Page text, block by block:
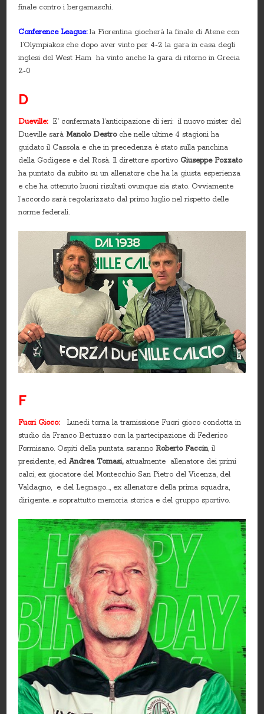
finale contro i bergamaschi.
Conference League:la Fiorentina giocherà la finale di Atene con
l’Olympiakos che dopo aver vinto per 4-2 la gara in casa degli
inglesi del West Ham ha vinto anche la gara di ritorno in Grecia
2-0
D
Dueville: E’ confermata l’anticipazione di ieri: il nuovo mister del
Dueville saràManolo Destroche nelle ultime 4 stagioni ha
guidato il Cassola e che in precedenza è stato sulla panchina
della Godigese e del Rosà. Il direttore sportivo Giuseppe Pozzato
ha puntato da subito su un allenatore che ha la giusta esperienza
e che ha ottenuto buoni risultati ovunque sia stato. Ovviamente
l’accordo sarà regolarizzato dal primo luglio nel rispetto delle
norme federali.
F
Fuori Gioco:
Lunedi torna la tramissione Fuori gioco condotta in
studio da Franco Bertuzzo con la partecipazione di Federico
Formisano. Ospiti della puntata sarannoRoberto Faccin, il
presidente, edAndrea Tomasi,attualmente allenatore dei primi
calci, ex giocatore del Montecchio San Pietro del Vicenza, del
Valdagno, e del Legnago…, ex allenatore della prima squadra,
dirigente…e soprattutto memoria storica e del gruppo sportivo.